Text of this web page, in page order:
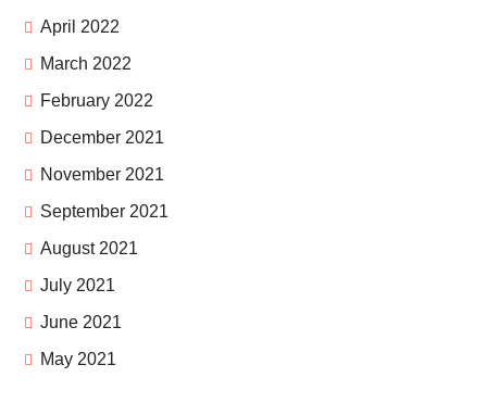
April 2022
March 2022
February 2022
December 2021
November 2021
September 2021
August 2021
July 2021
June 2021
May 2021